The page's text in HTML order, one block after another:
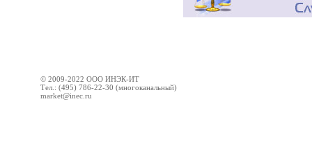
© 2009-2022 ООО ИНЭК-ИТ
Тел.: (495) 786-22-30 (многоканальный)
market@inec.ru